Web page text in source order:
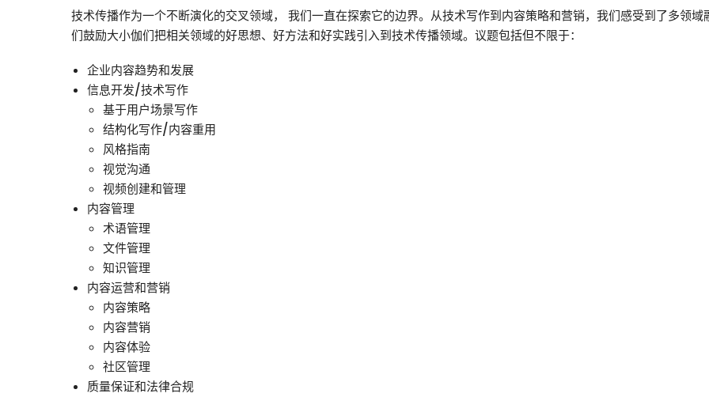
技术传播作为一个不断演化的交叉领域， 我们一直在探索它的边界。从技术写作到内容策略和营销，我们感受到了多领
们鼓励大小伽们把相关领域的好思想、好方法和好实践引入到技术传播领域。议题包括但不限于：
企业内容趋势和发展
信息开发/技术写作
基于用户场景写作
结构化写作/内容重用
风格指南
视觉沟通
视频创建和管理
内容管理
术语管理
文件管理
知识管理
内容运营和营销
内容策略
内容营销
内容体验
社区管理
质量保证和法律合规